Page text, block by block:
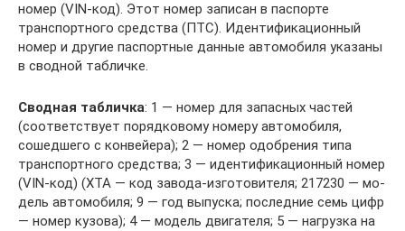
номер (VIN-код). Этот номер записан в пас­порте
транспортного средства (ПТС). Идентификационный
номер и дру­гие паспортные данные автомобиля указаны
в сводной табличке.
Сводная табличка: 1 — номер для за­пасных частей
(соответствует порядко­вому номеру автомобиля,
сошедшего с конвейера); 2 — номер одобрения типа
транспортного средства; 3 — иден­тификационный номер
(VIN-код) (ХТА — код завода-изготовителя; 217230 — мо­
дель автомобиля; 9 — год выпуска; последние семь цифр
— номер кузова); 4 — модель двигателя; 5 — нагрузка на